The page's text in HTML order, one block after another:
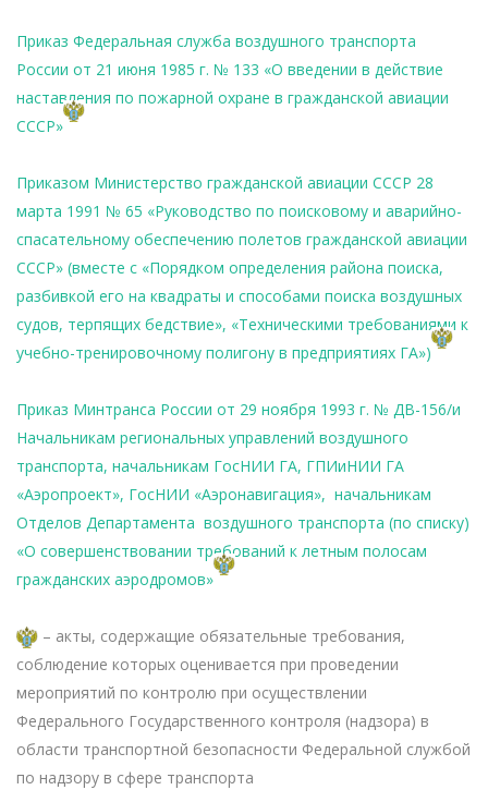
Приказ Федеральная служба воздушного транспорта
России от 21 июня 1985 г. № 133 «О введении в действие
наставления по пожарной охране в гражданской авиации
СССР»
Приказом Министерство гражданской авиации СССР 28
марта 1991 № 65 «Руководство по поисковому и аварийно-
спасательному обеспечению полетов гражданской авиации
СССР» (вместе с «Порядком определения района поиска,
разбивкой его на квадраты и способами поиска воздушных
судов, терпящих бедствие», «Техническими требованиями к
учебно-тренировочному полигону в предприятиях ГА»)
Приказ Минтранса России от 29 ноября 1993 г. № ДВ-156/и
Начальникам региональных управлений воздушного
транспорта, начальникам ГосНИИ ГА, ГПИиНИИ ГА
«Аэропроект», ГосНИИ «Аэронавигация», начальникам
Отделов Департамента воздушного транспорта (по списку)
«О совершенствовании требований к летным полосам
гражданских аэродромов»
– акты, содержащие обязательные требования,
соблюдение которых оценивается при проведении
мероприятий по контролю при осуществлении
Федерального Государственного контроля (надзора) в
области транспортной безопасности Федеральной службой
по надзору в сфере транспорта